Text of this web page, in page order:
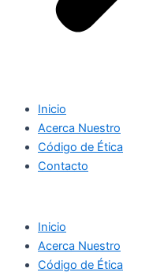
Inicio
Acerca Nuestro
Código de Ética
Contacto
Inicio
Acerca Nuestro
Código de Ética